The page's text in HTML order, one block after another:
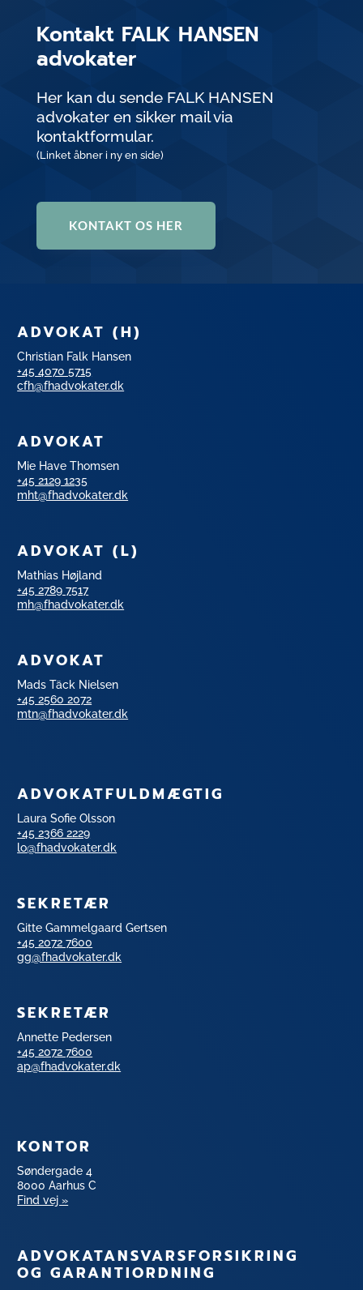
Kontakt FALK HANSEN
advokater
Her kan du sende FALK HANSEN
advokater en sikker mail via
kontaktformular.
(Linket åbner i ny en side)
KONTAKT OS HER
ADVOKAT (H)
Christian Falk Hansen
+45 4070 5715
cfh@fhadvokater.dk
ADVOKAT
Mie Have Thomsen
+45 2129 1235
mht@fhadvokater.dk
ADVOKAT (L)
Mathias Højland
+45 2789 7517
mh@fhadvokater.dk
ADVOKAT
Mads Täck Nielsen
+45 2560 2072
mtn@fhadvokater.dk
ADVOKATFULDMÆGTIG
Laura Sofie Olsson
+45 2366 2229
lo@fhadvokater.dk
SEKRETÆR
Gitte Gammelgaard Gertsen
+45 2072 7600
gg@fhadvokater.dk
SEKRETÆR
Annette Pedersen
+45 2072 7600
ap@fhadvokater.dk
KONTOR
Søndergade 4
8000 Aarhus C
Find vej »
ADVOKATANSVARSFORSIKRING
OG GARANTIORDNING